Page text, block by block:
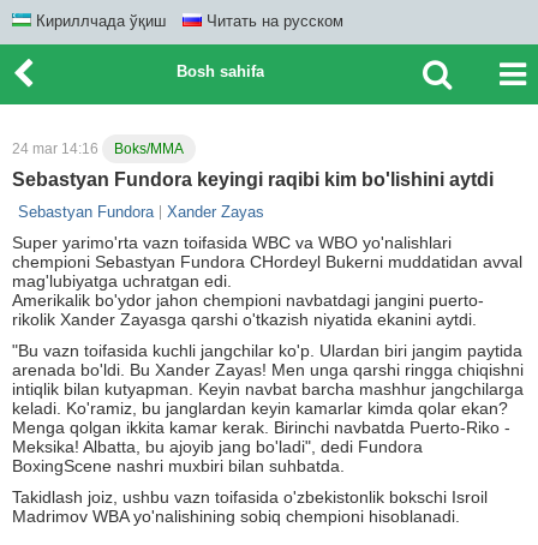
Кириллчада ўқиш Читать на русском
Bosh sahifa
24 mar 14:16 Boks/MMA
Sebastyan Fundora keyingi raqibi kim bo'lishini aytdi
Sebastyan Fundora Xander Zayas
Super yarimo'rta vazn toifasida WBC va WBO yo'nalishlari
chempioni Sebastyan Fundora CHordeyl Bukerni muddatidan avval
mag'lubiyatga uchratgan edi.
Amerikalik bo'ydor jahon chempioni navbatdagi jangini puerto-
rikolik Xander Zayasga qarshi o'tkazish niyatida ekanini aytdi.
"Bu vazn toifasida kuchli jangchilar ko'p. Ulardan biri jangim paytida
arenada bo'ldi. Bu Xander Zayas! Men unga qarshi ringga chiqishni
intiqlik bilan kutyapman. Keyin navbat barcha mashhur jangchilarga
keladi. Ko'ramiz, bu janglardan keyin kamarlar kimda qolar ekan?
Menga qolgan ikkita kamar kerak. Birinchi navbatda Puerto-Riko -
Meksika! Albatta, bu ajoyib jang bo'ladi", dedi Fundora
BoxingScene nashri muxbiri bilan suhbatda.
Takidlash joiz, ushbu vazn toifasida o'zbekistonlik bokschi Isroil
Madrimov WBA yo'nalishining sobiq chempioni hisoblanadi.